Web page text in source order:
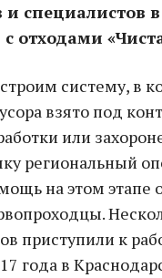
и специалистов
отходами
систему, в
взято под
или
региональный
на этом этапе
приступили к
года в